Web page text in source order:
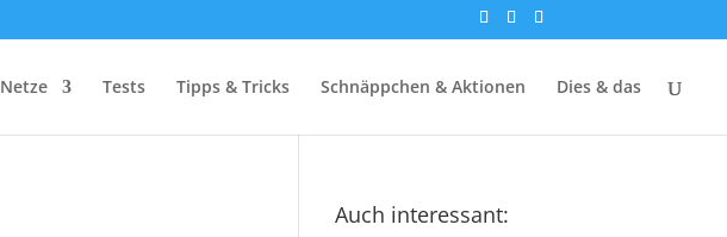
Tests Tipps & Tricks Schnäppchen & Aktionen Dies & das
Auch interessant: